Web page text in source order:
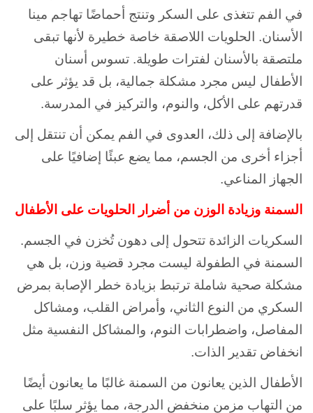
في الفم تتغذى على السكر وتنتج أحماضًا تهاجم مينا
الأسنان. الحلويات اللاصقة خاصة خطيرة لأنها تبقى
ملتصقة بالأسنان لفترات طويلة. تسوس أسنان
الأطفال ليس مجرد مشكلة جمالية، بل قد يؤثر على
قدرتهم على الأكل، والنوم، والتركيز في المدرسة.
بالإضافة إلى ذلك، العدوى في الفم يمكن أن تنتقل إلى
أجزاء أخرى من الجسم، مما يضع عبئًا إضافيًا على
الجهاز المناعي.
السمنة وزيادة الوزن من أضرار الحلويات على الأطفال
السكريات الزائدة تتحول إلى دهون تُخزن في الجسم.
السمنة في الطفولة ليست مجرد قضية وزن، بل هي
مشكلة صحية شاملة ترتبط بزيادة خطر الإصابة بمرض
السكري من النوع الثاني، وأمراض القلب، ومشاكل
المفاصل، واضطرابات النوم، والمشاكل النفسية مثل
انخفاض تقدير الذات.
الأطفال الذين يعانون من السمنة غالبًا ما يعانون أيضًا
من التهاب مزمن منخفض الدرجة، مما يؤثر سلبًا على